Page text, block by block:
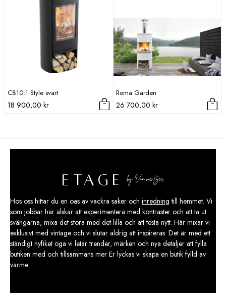
C810:1 Style svart
18 900,00 kr
Roma Garden
26 700,00 kr
Hos oss hittar du en oas av vackra saker och inredning till hemmet. Vi
som jobbar här älskar att experimentera med kontraster och att ta ut
svängarna, mixa det stora med det lilla och att testa nytt. Här mixar vi
exklusivt med vintage och vi slutar aldrig att inspireras. Det är med ett
ständigt nyfiket öga vi letar trender, märken och nya detaljer att fylla
butiken med och tillsammans mer Er lyckas vi skapa en butik fylld av
värme